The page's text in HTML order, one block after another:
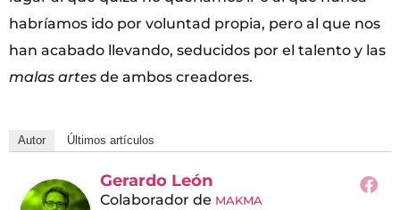
habríamos ido por voluntad propia, pero al que nos
han acabado llevando, seducidos por el talento y las
malas artes de ambos creadores.
Autor Últimos artículos
Gerardo León
Colaborador de MAKMA